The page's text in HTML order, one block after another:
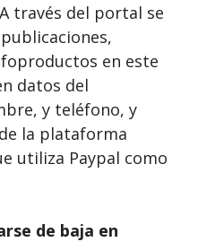
través del portal se
en este
datos del
y teléfono, y
la plataforma
utiliza Paypal como
de baja en